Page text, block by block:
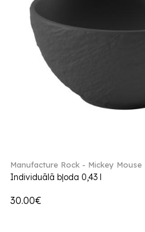
Manufacture Rock - Mickey Mouse
Individuālā bļoda 0,43 l
30.00€